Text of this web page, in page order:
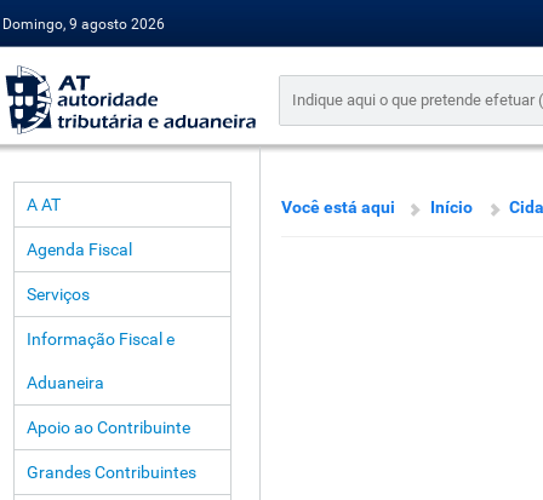
Domingo, 9 agosto 2026
A AT
Agenda Fiscal
Serviços
Informação Fiscal e
Aduaneira
Apoio ao Contribuinte
Grandes Contribuintes
Você está aqui Início